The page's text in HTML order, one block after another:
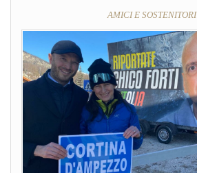
AMICI E SOSTENITORI